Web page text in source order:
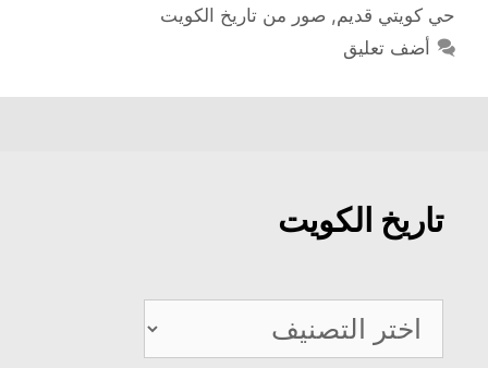
حي كويتي قديم, صور من تاريخ الكويت
أضف تعليق
تاريخ الكويت
تاريخ
الكويت